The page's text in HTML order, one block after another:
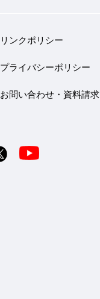
リンクポリシー
プライバシーポリシー
お問い合わせ・資料請求